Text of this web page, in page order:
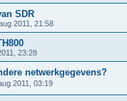
SDR
2011, 21:58
23:28
netwerkgegevens?
2011, 03:19